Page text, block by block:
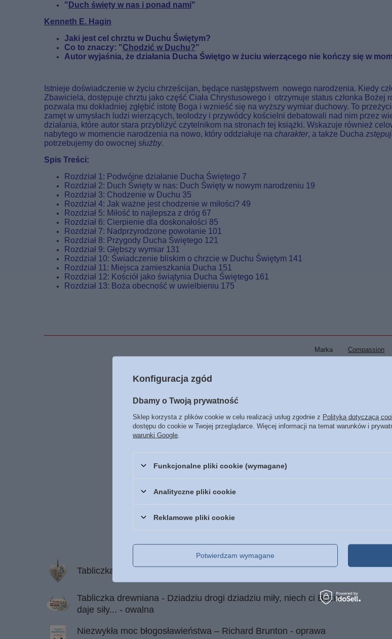
" Duch święty w nas i ponad nami"
Kenneth E. Hagin
Jaki jest cel chrztu w Duchu Świętym?
Co to znaczy: "Chodzić w Duchu?"
Autor wyjaśnia, że działania Ducha Świętgo w żuciu wierzącego nie kończy się w
Istnieje doświadczenie w życiu chrześcijan, będące następstwem nowego narodzenia. Kiedy
Zbawiciela, dostępuje chrztu jako część Ciała Chrystusowego i otrzymuje status członka
pozwala mu dokładniej zgłębić istotę Boga i wznieść się na wyższy wymiar duchowy. To
zamęt w umysłach ludzi wierzących, teolodzy i przywódcy kościelni debatowali nad nim przez
działania, które autor stara przybliżyć czytelnikom na stronach tej książki. Wskazuje również
nabytego w momencie narodzenia na nowo, który oddziałuje na charakter, a także Ducha
potrzebujemy do owocnej służby.
Spis Treści:
Rozdział 1: Podwójne działanie Ducha Świętego 7
Rozdział 2: Duch Święty w nas: Duch Święty w nowym narodzeniu 19
Rozdział 3: Chodzenie w Duchu 35
Rozdział 4: Jak ważne jest chodzenie w miłości? 49
Rozdział 5: Miłość to najlepsza z dróg 67
Rozdział 6: Cierpienie dla doskonałości 85
Rozdział 7: Nadprzyrodzone powołanie 101
Rozdział 8: Przygody Ducha Świętego 121
Rozdział 9: Głębszy wymiar 131
Rozdział 10: Świadczenie bliskim o chrzcie w Duchu Świętym 141
Rozdział 11: Miejsca zamieszkania Ducha 151
Rozdział 12: Kościół jako świątynia Ducha Świętego 161
Rozdział 13: Boża obecność w uwielbieniu 175
Marka Compassion
Data wydania 2021
Format 135 x 205 mm
Tabliczka drewniana - Kocham cię za to, że Jesteś - serce
Tabliczka drewniana - Dziadziu drogi dziadziu miły, niech ci Bozia
daje siły... - owalna
Niezwykła moc błogosławieństwa – Richard Brunton - oprawa
Konfiguracja zgód
Dbamy o Twoją prywatność
Sklep korzysta z plików cookie w celu realizacji usług zgodnie z Polityką dotyczącą
dostępu do cookie w Twojej przeglądarce. Więcej informacji na temat warunków i
warunki Google
Funkcjonalne pliki cookie (wymagane)
Analityczne pliki cookie
Reklamowe pliki cookie
Potwierdzam wymagane